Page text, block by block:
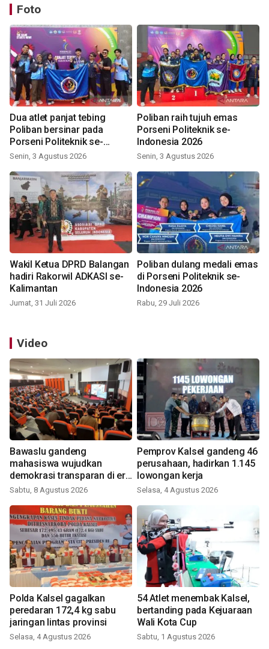
Foto
Dua atlet panjat tebing
Poliban bersinar pada
Porseni Politeknik se-
Indonesia 2026
Senin, 3 Agustus 2026
Poliban raih tujuh emas
Porseni Politeknik se-
Indonesia 2026
Senin, 3 Agustus 2026
Wakil Ketua DPRD Balangan
hadiri Rakorwil ADKASI se-
Kalimantan
Jumat, 31 Juli 2026
Poliban dulang medali emas
di Porseni Politeknik se-
Indonesia 2026
Rabu, 29 Juli 2026
Video
Bawaslu gandeng
mahasiswa wujudkan
demokrasi transparan di era
digital
Sabtu, 8 Agustus 2026
Pemprov Kalsel gandeng 46
perusahaan, hadirkan 1.145
lowongan kerja
Selasa, 4 Agustus 2026
Polda Kalsel gagalkan
peredaran 172,4 kg sabu
jaringan lintas provinsi
Selasa, 4 Agustus 2026
54 Atlet menembak Kalsel,
bertanding pada Kejuaraan
Wali Kota Cup
Sabtu, 1 Agustus 2026